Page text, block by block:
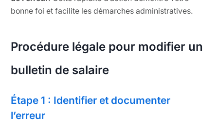
bonne foi et facilite les démarches administratives.
Procédure légale pour modifier un
bulletin de salaire
Étape 1 : Identifier et documenter
l’erreur